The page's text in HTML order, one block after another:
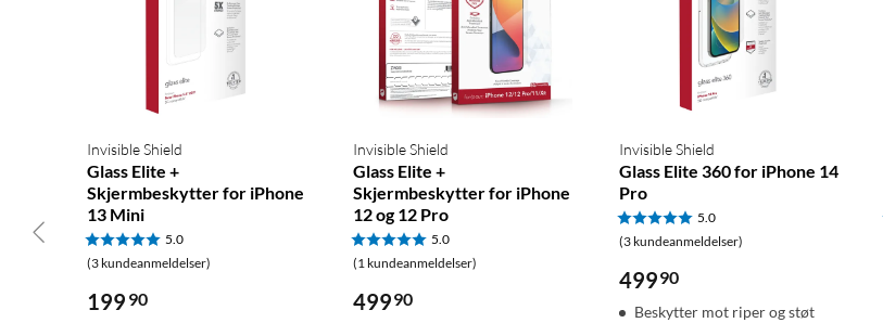
Invisible Shield
Glass Elite +
Skjermbeskytter for iPhone
13 Mini
5.0
(3 kundeanmeldelser)
199 90
Invisible Shield
Glass Elite +
Skjermbeskytter for iPhone
12 og 12 Pro
5.0
(1 kundeanmeldelser)
49990
Invisible Shield
Glass Elite 360 for iPhone 14
Pro
5.0
(3 kundeanmeldelser)
49990
Beskytter mot riper og støt